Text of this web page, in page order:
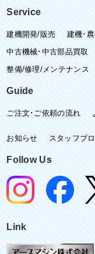
Service
建機開発/販売 建機･
中古機械･中古部品買取
整備/修理/メンテナンス
Guide
ご注文･ご依頼の流れ
お知らせ スタッフブ
Follow Us
Link